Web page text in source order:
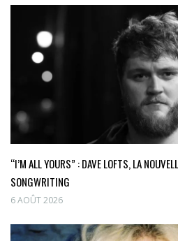
“I’M ALL YOURS” : DAVE LOFTS, LA
SONGWRITING
6 AOÛT 2026